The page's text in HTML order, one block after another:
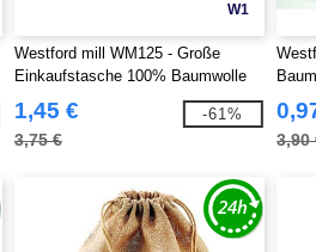
W1
Westford mill WM125 - Große
Einkaufstasche 100% Baumwolle
1,45 €
3,75 €
-61%
3,90